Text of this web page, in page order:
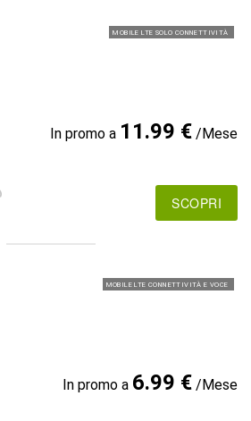
MOBILE LTE SOLO CONNETTIVITÀ
In promo a 11.99 €/Mese
SCOPRI
MOBILE LTE CONNETTIVITÀ E VOCE
In promo a 6.99 €/Mese